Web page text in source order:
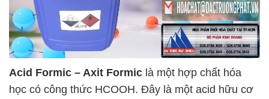
Acid Formic – Axit Formic là một hợp chất hóa
học có công thức HCOOH. Đây là một acid hữu cơ